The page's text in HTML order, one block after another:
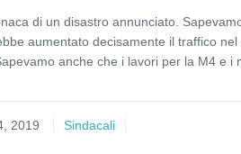
di un disastro annunciato.
aumentato decisamente il traffico
anche che i lavori per la M4 e
2019 Sindacali